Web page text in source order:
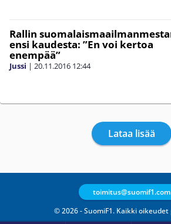
Rallin
ensi kaudesta: ”En voi kertoa
enempää”
Jussi | 20.11.2016 12:44
Lataa lisää
© 2026 - SuomiF1. Kaikki
toimitus@suomif1.com